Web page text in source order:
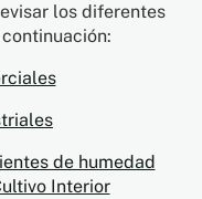
los diferentes
de humedad
Interior